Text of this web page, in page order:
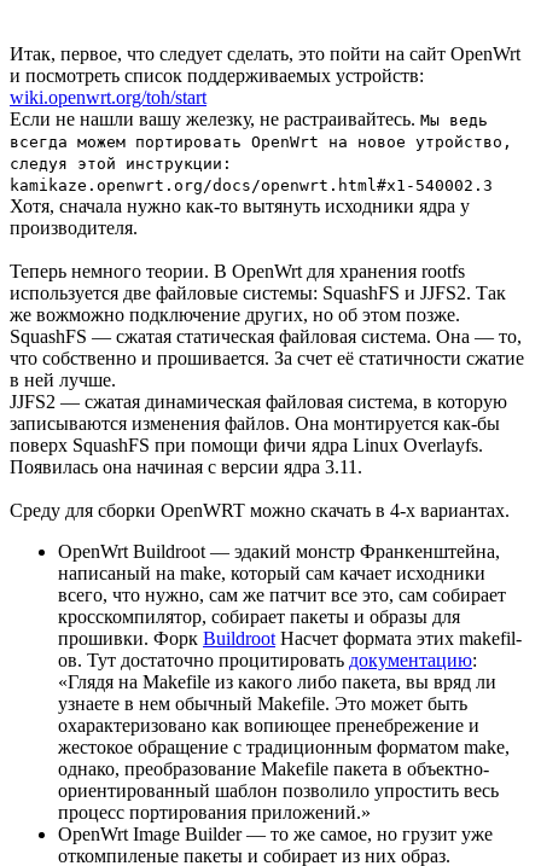
Итак, первое, что следует сделать, это пойти на сайт OpenWrt
и посмотреть список поддерживаемых устройств:
wiki.openwrt.org/toh/start
Если не нашли вашу железку, не растраивайтесь. Мы ведь
всегда можем портировать OpenWrt на новое утройство,
следуя этой инструкции:
kamikaze.openwrt.org/docs/openwrt.html#x1-540002.3
Хотя, сначала нужно как-то вытянуть исходники ядра у
производителя.
Теперь немного теории. В OpenWrt для хранения rootfs
используется две файловые системы: SquashFS и JJFS2. Так
же вожможно подключение других, но об этом позже.
SquashFS — сжатая статическая файловая система. Она — то,
что собственно и прошивается. За счет её статичности сжатие
в ней лучше.
JJFS2 — сжатая динамическая файловая система, в которую
записываются изменения файлов. Она монтируется как-бы
поверх SquashFS при помощи фичи ядра Linux Overlayfs.
Появилась она начиная с версии ядра 3.11.
Среду для сборки OpenWRT можно скачать в 4-х вариантах.
OpenWrt Buildroot — эдакий монстр Франкенштейна,
написаный на make, который сам качает исходники
всего, что нужно, сам же патчит все это, сам собирает
кросскомпилятор, собирает пакеты и образы для
прошивки. Форк Buildroot Насчет формата этих makefil-
ов. Тут достаточно процитировать документацию:
«Глядя на Makefile из какого либо пакета, вы вряд ли
узнаете в нем обычный Makefile. Это может быть
охарактеризовано как вопиющее пренебрежение и
жестокое обращение с традиционным форматом make,
однако, преобразование Makefile пакета в объектно-
ориентированный шаблон позволило упростить весь
процесс портирования приложений.»
OpenWrt Image Builder — то же самое, но грузит уже
откомпиленые пакеты и собирает из них образ.